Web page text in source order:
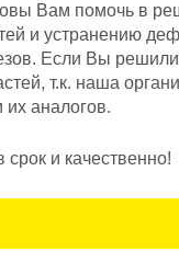
Вам помочь в
и устранению
Если Вы
т.к. наша
их аналогов.
и качественно!